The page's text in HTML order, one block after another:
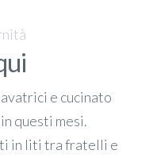
e cucinato
questi mesi.
in liti tra fratelli e